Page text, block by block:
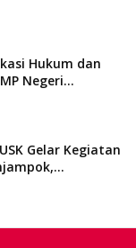
Hukum dan
Negeri...
Gelar Kegiatan